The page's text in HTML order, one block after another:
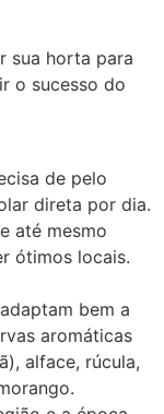
sua horta para
o sucesso do
de pelo
direta por dia.
até mesmo
ótimos locais.
bem a
aromáticas
alface, rúcula,